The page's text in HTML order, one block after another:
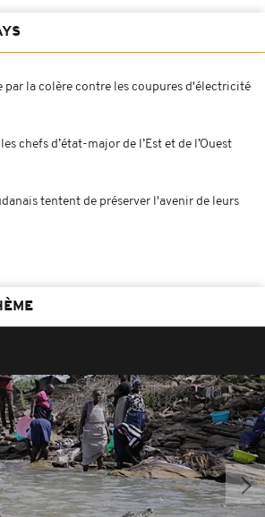
par la colère contre les coupures d'électricité
chefs d’état-major de l’Est et de l’Ouest
tentent de préserver l'avenir de leurs